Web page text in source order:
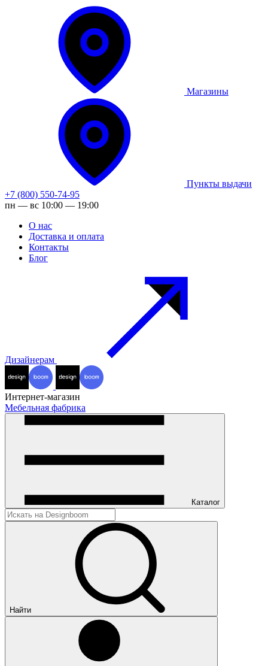
Магазины
Пункты выдачи
+7 (800) 550-74-95
пн — вс 10:00 — 19:00
О нас
Доставка и оплата
Контакты
Блог
Дизайнерам
Интернет-магазин
Мебельная фабрика
Каталог
Найти